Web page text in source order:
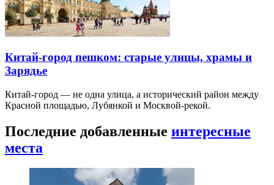
Китай-город пешком: старые улицы, храмы и
Зарядье
Китай-город — не одна улица, а исторический район между
Красной площадью, Лубянкой и Москвой-рекой.
Последние добавленные интересные
места